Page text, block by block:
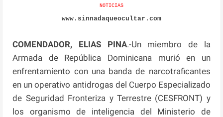
NOTICIAS
www.sinnadaqueocultar.com
COMENDADOR, ELIAS PINA.-Un miembro de la
Armada de República Dominicana murió en un
enfrentamiento con una banda de narcotraficantes
en un operativo antidrogas del Cuerpo Especializado
de Seguridad Fronteriza y Terrestre (CESFRONT) y
los organismo de inteligencia del Ministerio de